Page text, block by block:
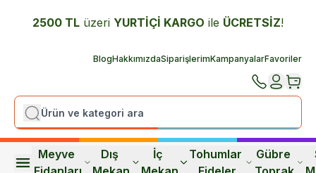
2500 TL üzeri YURTİÇİ KARGO ile ÜCRETSİZ!
BlogHakkımızdaSiparişlerimKampanyalarFavoriler
Meyve
Dış
İç
Tohumlar
Gübre